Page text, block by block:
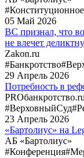
05 Май 2026
ВС признал, что
не влечет
Zakon.ru
#Банкротство
29 Апрель 2026
Потребность в
PROбанкротство.ru
#ВерховныйСуд
23 Апрель 2026
«Бартолиус» на
АБ «Бартолиус»
#Конференция